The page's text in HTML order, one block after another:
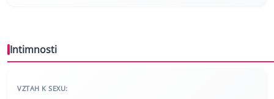
Intimnosti
VZTAH K SEXU: